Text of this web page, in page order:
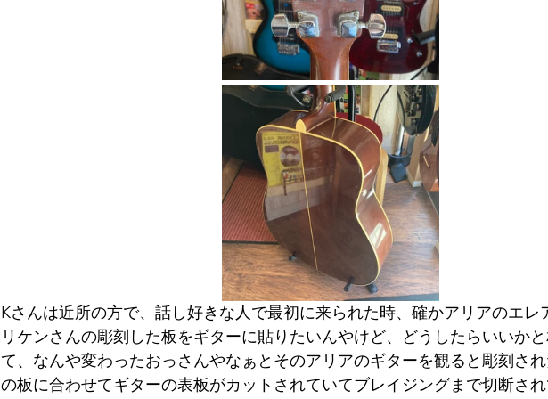
Kさんは近所の方で、話し好きな人で最初に来られた時、確かアリアのエレ
リケンさんの彫刻した板をギターに貼りたいんやけど、どうしたらいいか
て、なんや変わったおっさんやなぁとそのアリアのギターを観ると彫刻さ
の板に合わせてギターの表板がカットされていてブレイジングまで切断さ